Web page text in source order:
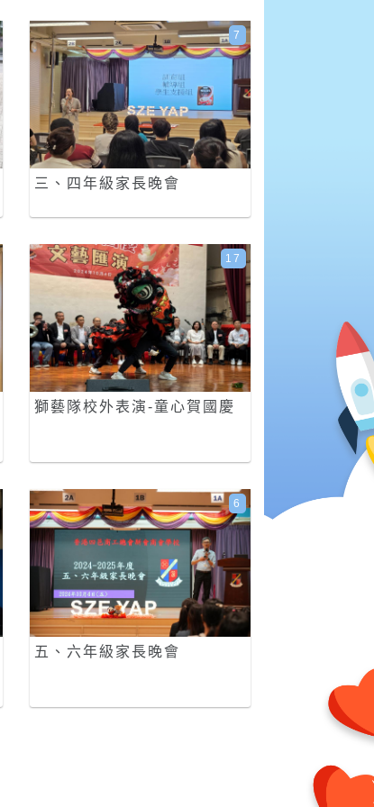
三、四年級家長晚會
7
獅藝隊校外表演-童心賀國慶
17
五、六年級家長晚會
6